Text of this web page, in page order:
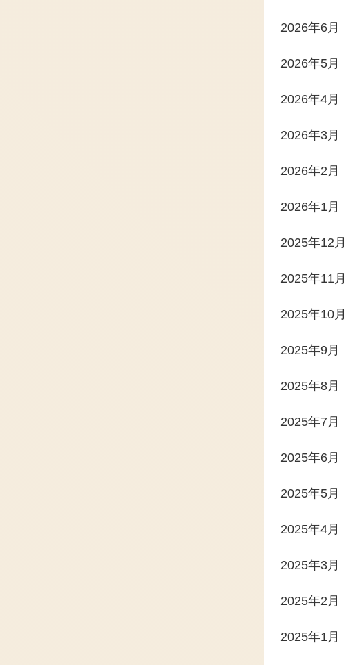
2026年6月
2026年5月
2026年4月
2026年3月
2026年2月
2026年1月
2025年12月
2025年11月
2025年10月
2025年9月
2025年8月
2025年7月
2025年6月
2025年5月
2025年4月
2025年3月
2025年2月
2025年1月